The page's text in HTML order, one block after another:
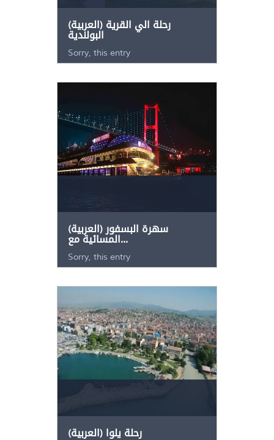
(العربية) رحلة الي القرية
البولندية
Sorry, this entry
(العربية) سهرة البسفور
المسائية مع...
Sorry, this entry
(العربية) رحلة يلوا